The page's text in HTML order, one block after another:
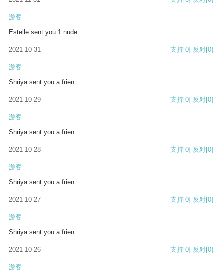
游客
Estelle sent you 1 nude
2021-10-31 支持[0] 反对[0]
游客
Shriya sent you a frien
2021-10-29 支持[0] 反对[0]
游客
Shriya sent you a frien
2021-10-28 支持[0] 反对[0]
游客
Shriya sent you a frien
2021-10-27 支持[0] 反对[0]
游客
Shriya sent you a frien
2021-10-26 支持[0] 反对[0]
游客